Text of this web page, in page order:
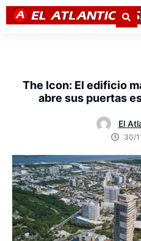
The Icon: El edificio
abre sus puertas
El
30/